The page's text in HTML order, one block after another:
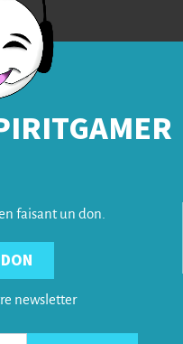
faisant un don.
newsletter